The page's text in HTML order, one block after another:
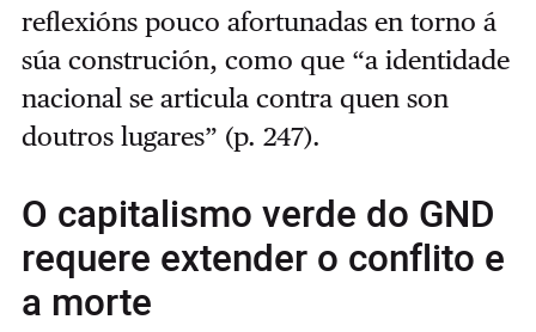
reflexións pouco afortunadas en torno á
súa construción, como que “a identidade
nacional se articula contra quen son
doutros lugares” (p. 247).
O capitalismo verde do GND
requere extender o conflito e
a morte